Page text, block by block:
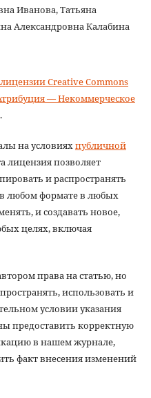
Иванова, Татьяна
Александровна Калабина
лицензии Creative Commons
— Некоммерческое
.
на условияхпубличной
лицензия позволяет
и распространять
любом формате в любых
и создавать новое,
целях, включая
права на статью, но
использовать и
условии указания
предоставить корректную
в нашем журнале,
факт внесения изменений